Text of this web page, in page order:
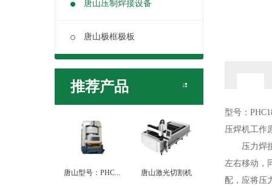
唐山压制焊接设备
唐山极框极板
推荐产品
唐山型号：PHC... 唐山激光切割机
型号：
压焊机工作
压力焊接
左右移动，
配，应将压